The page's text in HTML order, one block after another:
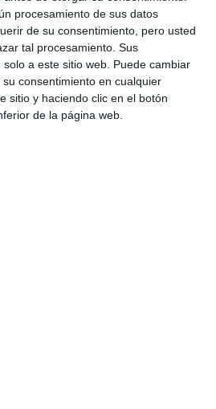
procesamiento de sus datos
de su consentimiento, pero usted
tal procesamiento. Sus
a este sitio web. Puede cambiar
consentimiento en cualquier
sitio y haciendo clic en el botón
de la página web.
situó en junio entre los
líderes con un 92% de
hotelera
lideró en abril la ocupación